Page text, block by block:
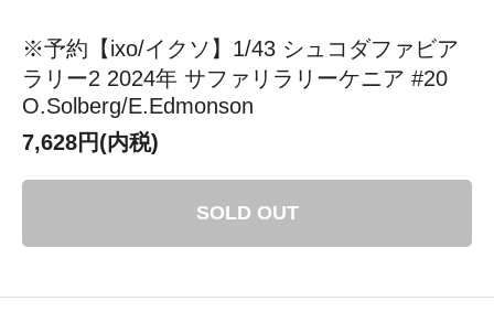
※予約【ixo/イクソ】1/43 シュコダファビア
ラリー2 2024年 サファリラリーケニア #20
O.Solberg/E.Edmonson
7,628円(内税)
SOLD OUT